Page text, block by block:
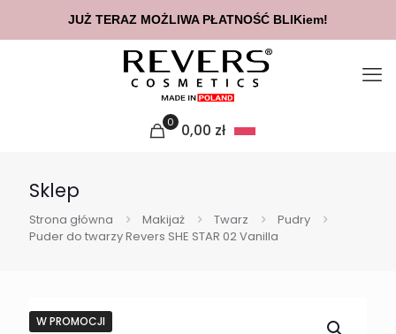
0 0,00 zł
Sklep
Strona główna Makijaż Twarz
Pudry
Puder do twarzy Revers SHE STAR 02 Vanilla
W PROMOCJI
JUŻ TERAZ MOŻLIWA PŁATNOŚĆ BLIKiem!